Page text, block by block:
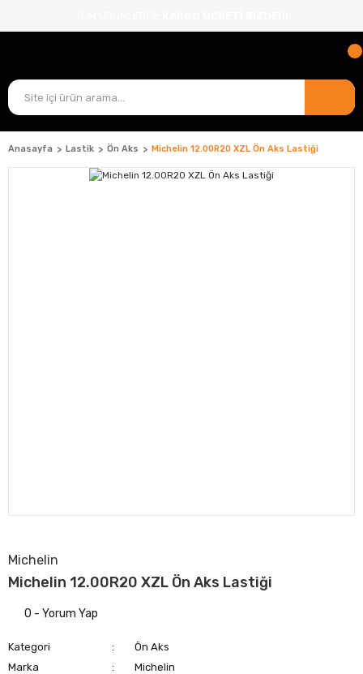
Anasayfa Lastik Ön Aks Michelin 12.00R20 XZL Ön Aks Lastiği
Michelin
Michelin 12.00R20 XZL Ön Aks Lastiği
0 - Yorum Yap
Kategori
Ön Aks
Marka
Michelin